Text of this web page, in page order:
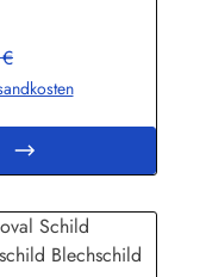
werden, weil sonst
können
geht's zu den
Bini Inh. Eda
Preis: